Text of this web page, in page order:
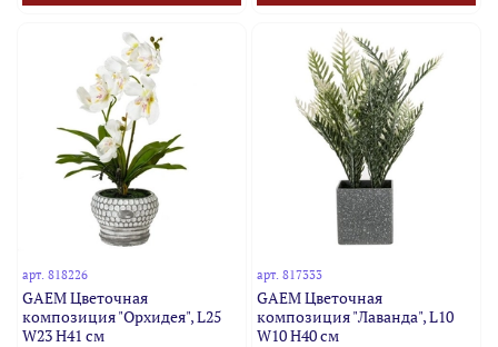
арт.818226
GAEM Цветочная
композиция "Орхидея", L25
W23 H41 см
арт. 817333
GAEM Цветочная
композиция "Лаванда", L10
W10 H40 см